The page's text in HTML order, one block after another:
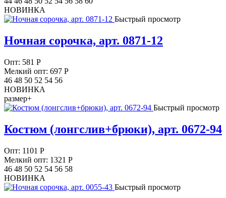
НОВИНКА
Быстрый просмотр
Ночная сорочка, арт. 0871-12
Опт: 581 Р
Мелкий опт: 697 Р
46 48 50 52 54 56
НОВИНКА
размер+
Быстрый просмотр
Костюм (лонгслив+брюки), арт. 0672-94
Опт: 1101 Р
Мелкий опт: 1321 Р
46 48 50 52 54 56 58
НОВИНКА
Быстрый просмотр